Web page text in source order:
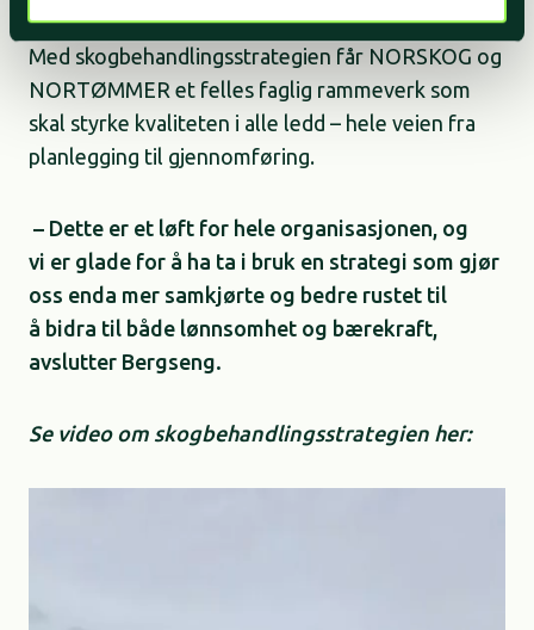
Med skogbehandlingsstrategien får NORSKOG og
NORTØMMER et felles faglig rammeverk som
skal styrke kvaliteten i alle ledd – hele veien fra
planlegging til gjennomføring.
– Dette er et løft for hele organisasjonen, og
vi er glade for å ha ta i bruk en strategi som gjør
oss enda mer samkjørte og bedre rustet til
å bidra til både lønnsomhet og bærekraft,
avslutter Bergseng.
Se video om skogbehandlingsstrategien her: